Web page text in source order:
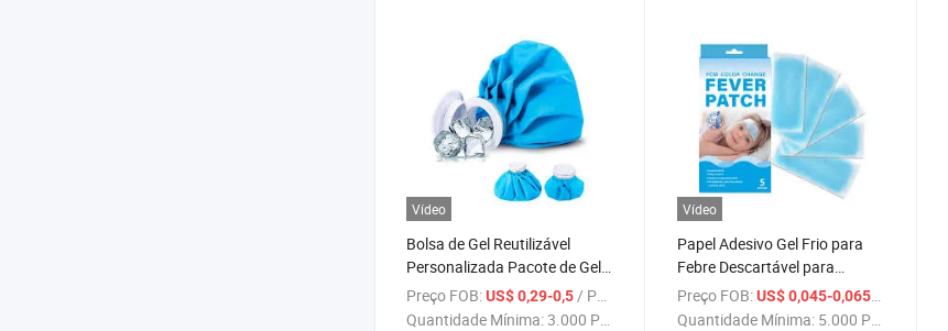
Vídeo
Bolsa de Gel Reutilizável
Personalizada Pacote de Gelo
Quente Frio Água Muscular
Pequeno Cooler
Preço FOB:US$ 0,29-0,5 / Peça
Quantidade Mínima:3.000 Peças
Vídeo
Papel Adesivo Gel Frio para
Febre Descartável para
Crianças
Preço FOB: US$ 0,045-0,065
Quantidade Mínima: 5.000 Peças